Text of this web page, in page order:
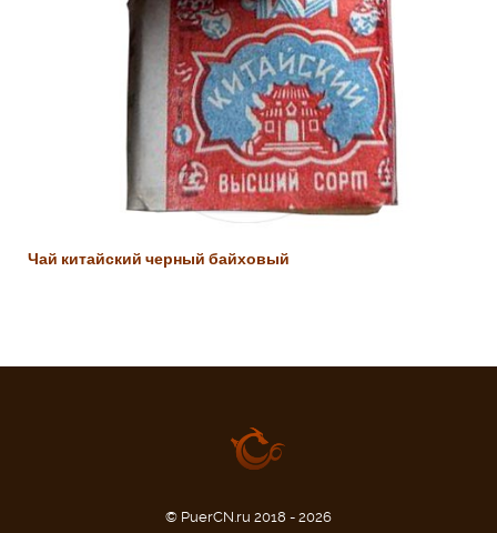
Чай китайский черный байховый
© PuerCN.ru 2018 - 2026